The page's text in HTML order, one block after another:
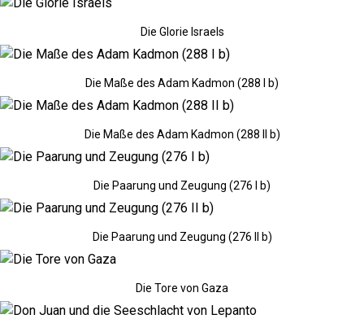
Die Glorie Israels
Die Maße des Adam Kadmon (288 I b)
Die Maße des Adam Kadmon (288 II b)
Die Paarung und Zeugung (276 I b)
Die Paarung und Zeugung (276 II b)
Die Tore von Gaza